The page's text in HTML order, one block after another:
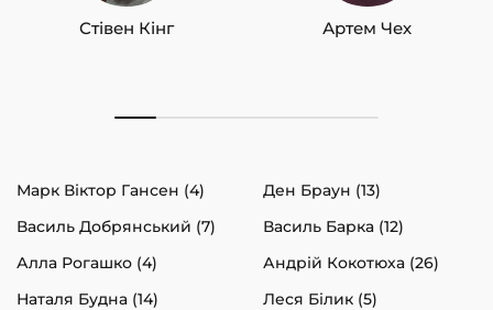
Стівен Кінг Артем Чех
Марк Віктор Гансен (4)
Ден Браун (13)
Василь Добрянський (7)
Василь Барка (12)
Алла Рогашко (4)
Андрій Кокотюха (26)
Наталя Будна (14)
Леся Білик (5)